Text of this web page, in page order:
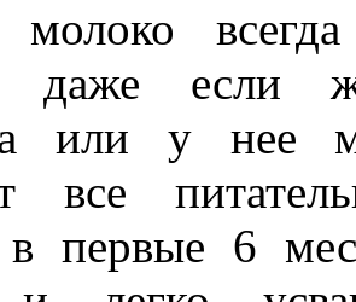
молоко
даже если
или у нее
все
в первые 6